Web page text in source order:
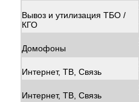
Вывоз и утилизация ТБО /
КГО
Домофоны
Интернет, ТВ, Связь
Интернет, ТВ, Связь